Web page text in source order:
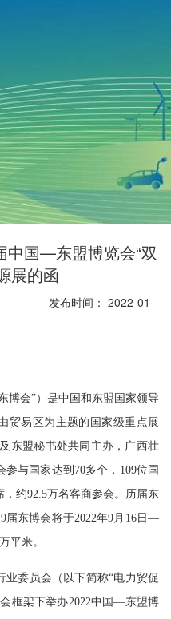
中国—东盟博览会“双
展的函
发布时间： 2022-01-
博会”）是中国和东盟国家领导
贸易区为主题的国家级重点展
东盟秘书处共同主办，广西壮
与国家达到70多个，109位国
约92.5万名客商参会。历届东
届东博会将于2022年9月16日—
平米。
委员会（以下简称“电力贸促
框架下举办2022中国—东盟博